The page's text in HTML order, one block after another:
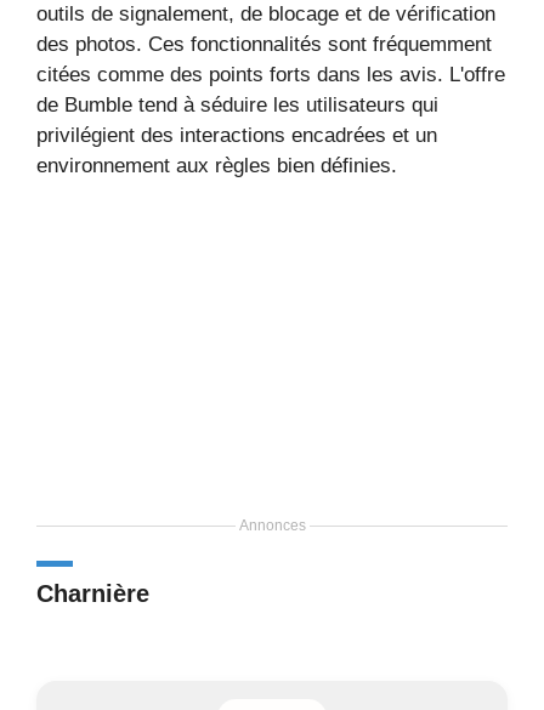
outils de signalement, de blocage et de vérification
des photos. Ces fonctionnalités sont fréquemment
citées comme des points forts dans les avis. L'offre
de Bumble tend à séduire les utilisateurs qui
privilégient des interactions encadrées et un
environnement aux règles bien définies.
Annonces
Charnière